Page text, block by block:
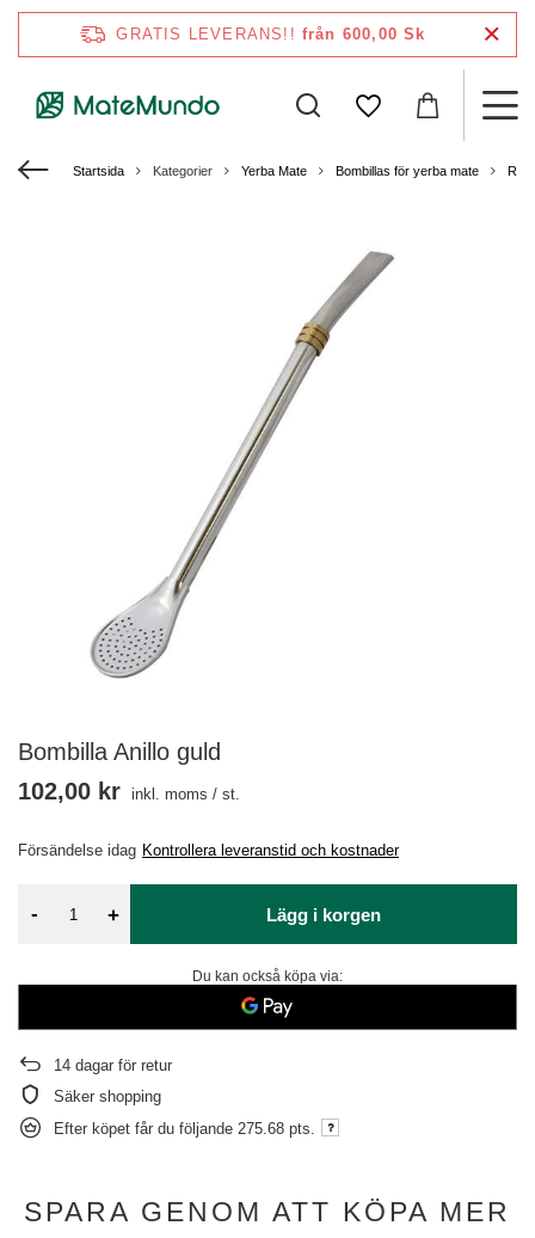
GRATIS LEVERANS!! från 600,00 Sk
Startsida Kategorier Yerba Mate Bombillas för yerba mate
Bombilla Anillo guld
Försändelse idag Kontrollera leveranstid och kostnader
102,00 kr inkl. moms / st.
- + Lägg i korgen
Du kan också köpa via:
14 dagar för retur
Säker shopping
Efter köpet får du följande 275.68 pts.
SPARA GENOM ATT KÖPA MER